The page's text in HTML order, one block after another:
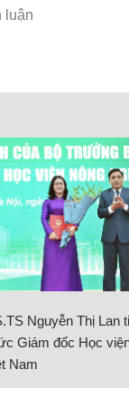
Nguyễn Thị Lan
Giám đốc Học
Nam